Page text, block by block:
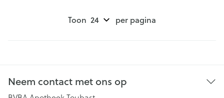
Toon per pagina
Neem contact met ons op